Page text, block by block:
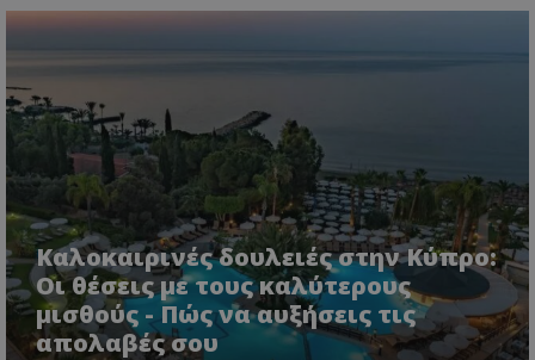
Καλοκαιρινές δουλειές στην Κύπρο:
Οι θέσεις με τους καλύτερους
μισθούς - Πώς να αυξήσεις τις
απολαβές σου